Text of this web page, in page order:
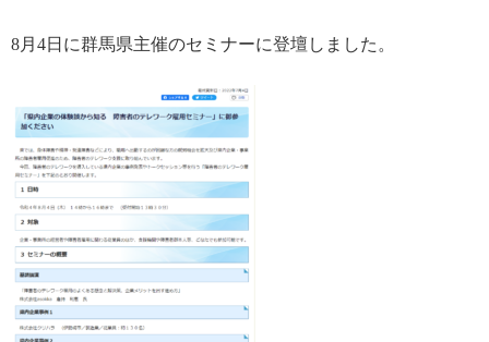
8月4日に群馬県主催のセミナーに登壇しました。